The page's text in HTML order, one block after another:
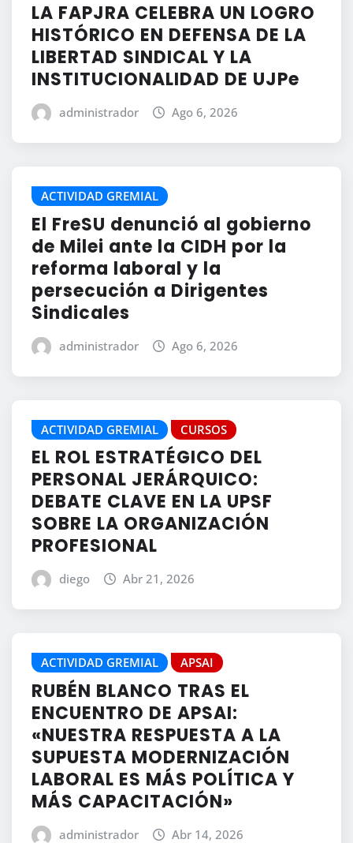
LA FAPJRA CELEBRA UN LOGRO
HISTÓRICO EN DEFENSA DE LA
LIBERTAD SINDICAL Y LA
INSTITUCIONALIDAD DE UJPe
administrador Ago 6, 2026
ACTIVIDAD GREMIAL
El FreSU denunció al gobierno
de Milei ante la CIDH por la
reforma laboral y la
persecución a Dirigentes
Sindicales
administrador Ago 6, 2026
ACTIVIDAD GREMIAL CURSOS
EL ROL ESTRATÉGICO DEL
PERSONAL JERÁRQUICO:
DEBATE CLAVE EN LA UPSF
SOBRE LA ORGANIZACIÓN
PROFESIONAL
diego Abr 21, 2026
ACTIVIDAD GREMIAL APSAI
RUBÉN BLANCO TRAS EL
ENCUENTRO DE APSAI:
«NUESTRA RESPUESTA A LA
SUPUESTA MODERNIZACIÓN
LABORAL ES MÁS POLÍTICA Y
MÁS CAPACITACIÓN»
administrador Abr 14, 2026